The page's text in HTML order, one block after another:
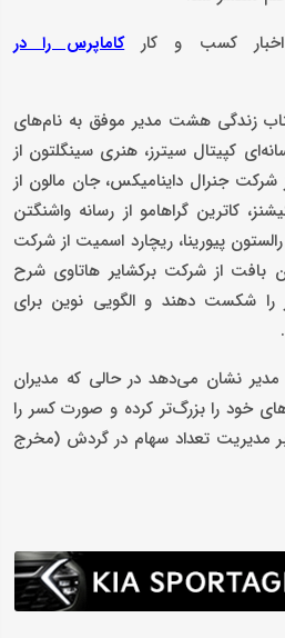
کسب و کار
کاماپرس را در
زندگی هشت مدیر موفق به نام‌های
کپیتال سیترز، هنری سینگلتون از
جنرال داینامیکس، جان مالون از
کاترین گراهامو از رسانه واشنگتن
پیورینا، ریچارد اسمیت از شرکت
بافت از شرکت برکشایر هاتاوی شرح
را شکست دهند و الگویی نوین برای
نشان می‌دهد در حالی که مدیران
خود را بزرگ‌تر کرده و صورت کسر را
مدیریت تعداد سهام در گردش (مخرج